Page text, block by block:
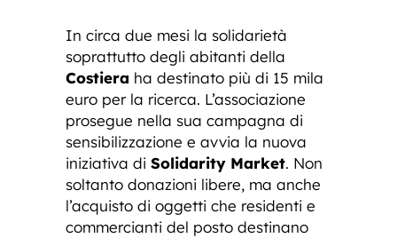
In circa due mesi la solidarietà
soprattutto degli abitanti della
Costiera ha destinato più di 15 mila
euro per la ricerca. L’associazione
prosegue nella sua campagna di
sensibilizzazione e avvia la nuova
iniziativa di Solidarity Market. Non
soltanto donazioni libere, ma anche
l’acquisto di oggetti che residenti e
commercianti del posto destinano